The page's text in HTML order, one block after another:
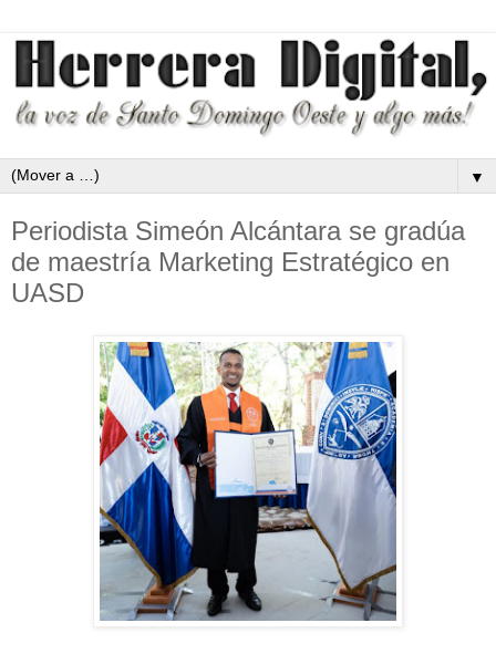
▼
Periodista Simeón Alcántara se gradúa
de maestría Marketing Estratégico en
UASD